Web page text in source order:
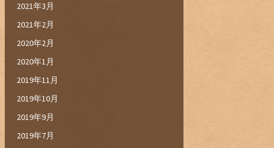
2021年3月
2021年2月
2020年2月
2020年1月
2019年11月
2019年10月
2019年9月
2019年7月